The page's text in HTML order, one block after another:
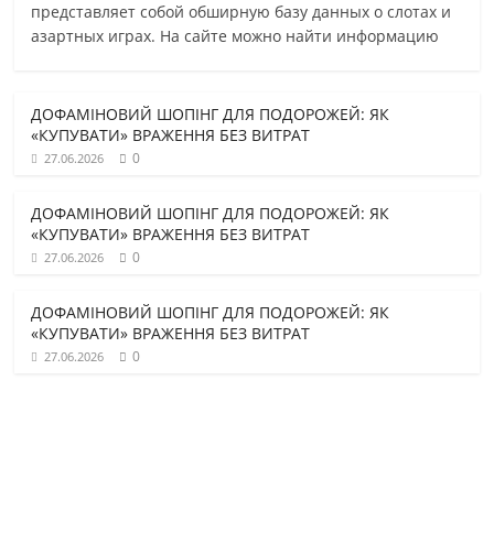
представляет собой обширную базу данных о слотах и
азартных играх. На сайте можно найти информацию
ДОФАМІНОВИЙ ШОПІНГ ДЛЯ ПОДОРОЖЕЙ: ЯК
«КУПУВАТИ» ВРАЖЕННЯ БЕЗ ВИТРАТ
27.06.2026 0
ДОФАМІНОВИЙ ШОПІНГ ДЛЯ ПОДОРОЖЕЙ: ЯК
«КУПУВАТИ» ВРАЖЕННЯ БЕЗ ВИТРАТ
27.06.2026 0
ДОФАМІНОВИЙ ШОПІНГ ДЛЯ ПОДОРОЖЕЙ: ЯК
«КУПУВАТИ» ВРАЖЕННЯ БЕЗ ВИТРАТ
27.06.2026 0